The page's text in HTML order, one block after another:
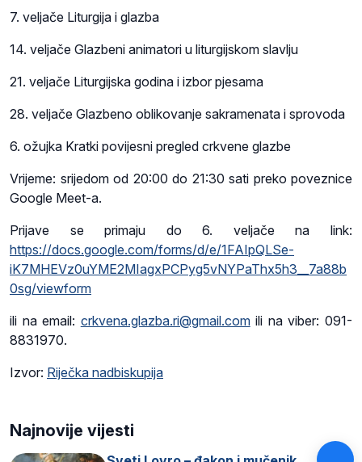
7. veljače Liturgija i glazba
14. veljače Glazbeni animatori u liturgijskom slavlju
21. veljače Liturgijska godina i izbor pjesama
28. veljače Glazbeno oblikovanje sakramenata i sprovoda
6. ožujka Kratki povijesni pregled crkvene glazbe
Vrijeme: srijedom od 20:00 do 21:30 sati preko poveznice
Google Meet-a.
Prijave se primaju do 6. veljače na link:
https://docs.google.com/forms/d/e/1FAIpQLSe-
iK7MHEVz0uYME2MIagxPCPyg5vNYPaThx5h3__7a88b
0sg/viewform
ili na email: crkvena.glazba.ri@gmail.comili na viber: 091-
8831970.
Izvor: Riječka nadbiskupija
Najnovije vijesti